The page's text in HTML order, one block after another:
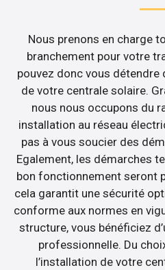
Nous prenons en charge
branchement pour votre
pouvez donc vous détendre
de votre centrale solaire.
nous nous occupons du
installation au réseau
pas à vous soucier des
Egalement, les démarches
bon fonctionnement seront
cela garantit une sécurité
conforme aux normes en
structure, vous bénéficiez
professionnelle. Du
l’installation de votre